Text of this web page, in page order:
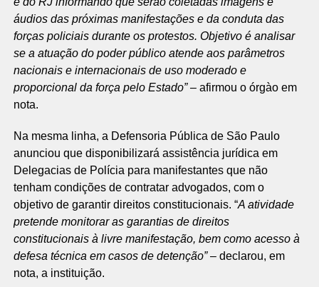
áudios das próximas manifestações e da conduta das
forças policiais durante os protestos. Objetivo é analisar
se a atuação do poder público atende aos parâmetros
nacionais e internacionais de uso moderado e
proporcional da força pelo Estado”– afirmou o órgào em
nota.
Na mesma linha, a Defensoria Pública de São Paulo
anunciou que disponibilizará assistência jurídica em
Delegacias de Polícia para manifestantes que não
tenham condições de contratar advogados, com o
objetivo de garantir direitos constitucionais. “A atividade
pretende monitorar as garantias de direitos
constitucionais à livre manifestação, bem como acesso à
defesa técnica em casos de detenção”– declarou, em
nota, a instituição.